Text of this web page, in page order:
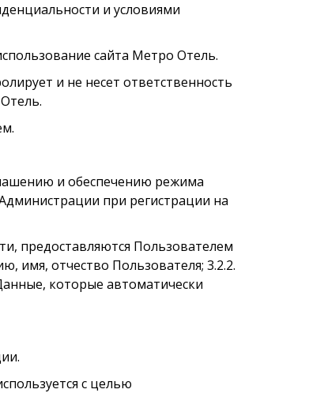
и условиями
сайта Метро Отель.
и не несет ответственность
и обеспечению режима
при регистрации на
предоставляются Пользователем
имя, отчество Пользователя; 3.2.2.
которые автоматически
с целью